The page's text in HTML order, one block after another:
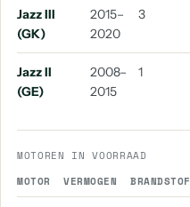
Jazz III
(GK)
2015–
2020
3
Jazz II
(GE)
2008–
2015
1
MOTOREN IN VOORRAAD
MOTOR
VERMOGEN BRANDSTOF